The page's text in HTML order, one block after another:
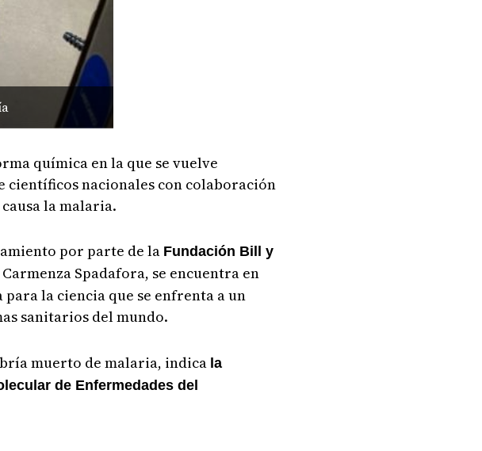
química en la que se vuelve
científicos nacionales con colaboración
la malaria.
por parte de la Fundación Bill y
Spadafora, se encuentra en
la ciencia que se enfrenta a un
sanitarios del mundo.
muerto de malaria, indica la
de Enfermedades del